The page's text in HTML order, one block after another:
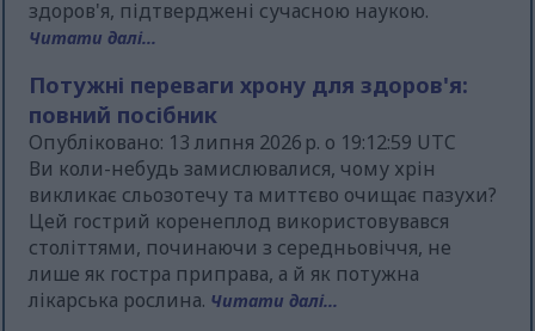
здоров'я, підтверджені сучасною наукою.
Читати далі...
Потужні переваги хрону для здоров'я:
повний посібник
Опубліковано: 13 липня 2026 р. о 19:12:59 UTC
Ви коли-небудь замислювалися, чому хрін
викликає сльозотечу та миттєво очищає пазухи?
Цей гострий коренеплод використовувався
століттями, починаючи з середньовіччя, не
лише як гостра приправа, а й як потужна
лікарська рослина. Читати далі...